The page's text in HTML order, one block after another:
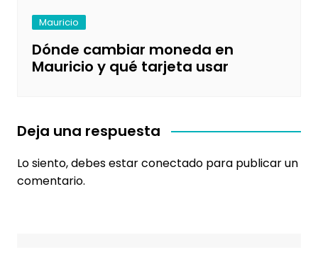
Mauricio
Dónde cambiar moneda en
Mauricio y qué tarjeta usar
Deja una respuesta
Lo siento, debes estarconectadopara publicar un
comentario.